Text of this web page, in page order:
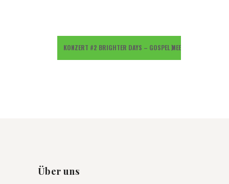
KONZERT #2 BRIGHTER DAYS – GOSPEL MEETS BIG BAND
Über uns